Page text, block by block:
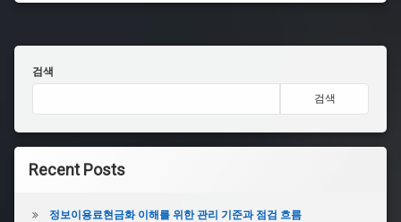
검색
검색
Recent Posts
정보이용료현금화 이해를 위한 관리 기준과 점검 흐름